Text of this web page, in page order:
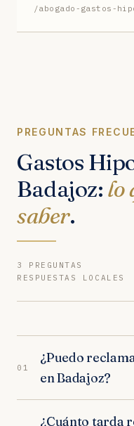
/abogado-gastos-
PREGUNTAS
Gastos
Badajoz: lo
saber.
3 PREGUNTAS
RESPUESTAS LOCALES
01
¿Puedo
en Badajoz?
¿Cuánto tarda